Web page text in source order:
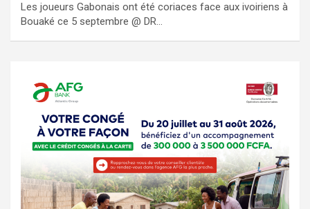
Les joueurs Gabonais ont été coriaces face aux ivoiriens à
Bouaké ce 5 septembre @ DR…